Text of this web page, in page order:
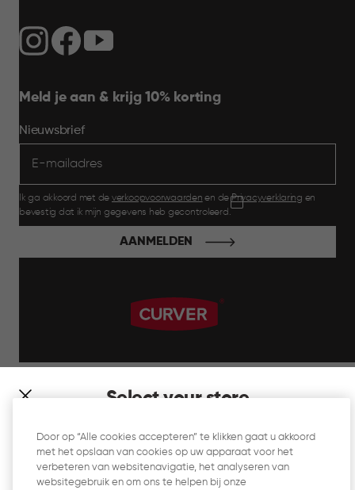
Select your store
which store would you like to shop?
Meld je aan & krijg 10% korting
Nieuwsbrief
Ik ga akkoord met de verkoopvoorwaarden en dePrivacyverklaring en
bevestig dat ik mijn gegevens heb gecontroleerd.
AANMELDEN
Website Gebruiksvoorwaarden
Door op “Alle cookies accepteren” te klikken gaat u akkoord
met het opslaan van cookies op uw apparaat voor het
verbeteren van websitenavigatie, het analyseren van
websitegebruik en om ons te helpen bij onze